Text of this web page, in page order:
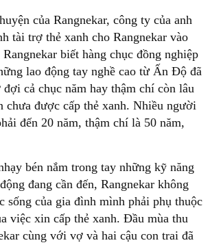
của Rangnekar, công ty của anh
tài trợ thẻ xanh cho Rangnekar vào
biết hàng chục đồng nghiệp
lao động tay nghề cao từ Ấn Độ đã
cả chục năm hay thậm chí còn lâu
chưa được cấp thẻ xanh. Nhiều người
đến 20 năm, thậm chí là 50 năm,
bén nắm trong tay những kỹ năng
đang cần đến, Rangnekar không
sống của gia đình mình phải phụ thuộc
việc xin cấp thẻ xanh. Đầu mùa thu
cùng với vợ và hai cậu con trai đã